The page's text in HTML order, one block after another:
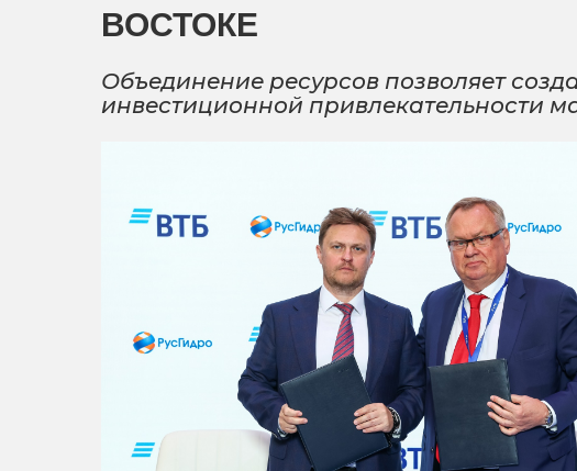
ВОСТОКЕ
Объединение ресурсов позволяет
инвестиционной привлекательности